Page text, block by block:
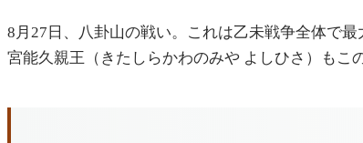
8月27日、八卦山の戦い。これは乙未戦争全体で
宮能久親王（きたしらかわのみや よしひさ）もこ